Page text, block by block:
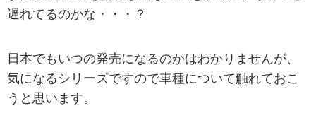
遅れてるのかな・・・？
日本でもいつの発売になるのかはわかりませんが、
気になるシリーズですので車種について触れておこ
うと思います。